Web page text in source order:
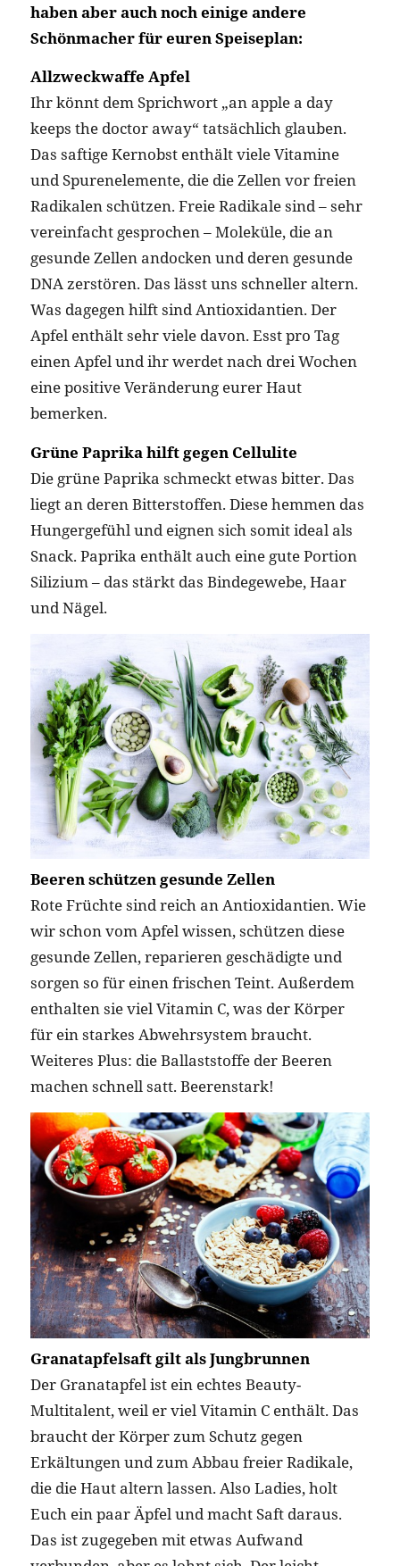
haben aber auch noch einige andere
Schönmacher für euren Speiseplan:
Allzweckwaffe Apfel
Ihr könnt dem Sprichwort „an apple a day
keeps the doctor away“ tatsächlich glauben.
Das saftige Kernobst enthält viele Vitamine
und Spurenelemente, die die Zellen vor freien
Radikalen schützen. Freie Radikale sind – sehr
vereinfacht gesprochen – Moleküle, die an
gesunde Zellen andocken und deren gesunde
DNA zerstören. Das lässt uns schneller altern.
Was dagegen hilft sind Antioxidantien. Der
Apfel enthält sehr viele davon. Esst pro Tag
einen Apfel und ihr werdet nach drei Wochen
eine positive Veränderung eurer Haut
bemerken.
Grüne Paprika hilft gegen Cellulite
Die grüne Paprika schmeckt etwas bitter. Das
liegt an deren Bitterstoffen. Diese hemmen das
Hungergefühl und eignen sich somit ideal als
Snack. Paprika enthält auch eine gute Portion
Silizium – das stärkt das Bindegewebe, Haar
und Nägel.
Beeren schützen gesunde Zellen
Rote Früchte sind reich an Antioxidantien. Wie
wir schon vom Apfel wissen, schützen diese
gesunde Zellen, reparieren geschädigte und
sorgen so für einen frischen Teint. Außerdem
enthalten sie viel Vitamin C, was der Körper
für ein starkes Abwehrsystem braucht.
Weiteres Plus: die Ballaststoffe der Beeren
machen schnell satt. Beerenstark!
Granatapfelsaft gilt als Jungbrunnen
Der Granatapfel ist ein echtes Beauty-
Multitalent, weil er viel Vitamin C enthält. Das
braucht der Körper zum Schutz gegen
Erkältungen und zum Abbau freier Radikale,
die die Haut altern lassen. Also Ladies, holt
Euch ein paar Äpfel und macht Saft daraus.
Das ist zugegeben mit etwas Aufwand